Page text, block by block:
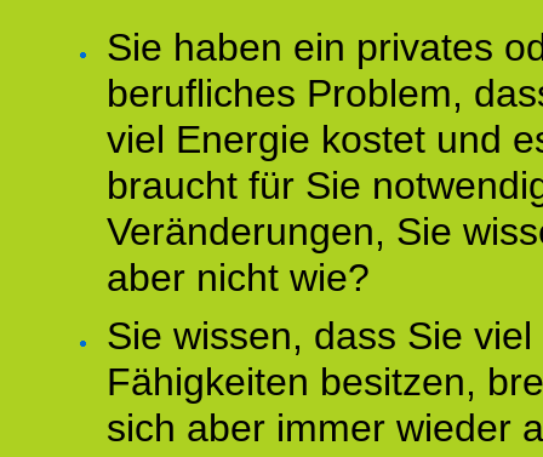
Sie haben ein privates
berufliches Problem,
viel Energie kostet und
braucht für Sie
Veränderungen, Sie
aber nicht wie?
Sie wissen, dass Sie
Fähigkeiten besitzen,
sich aber immer wieder